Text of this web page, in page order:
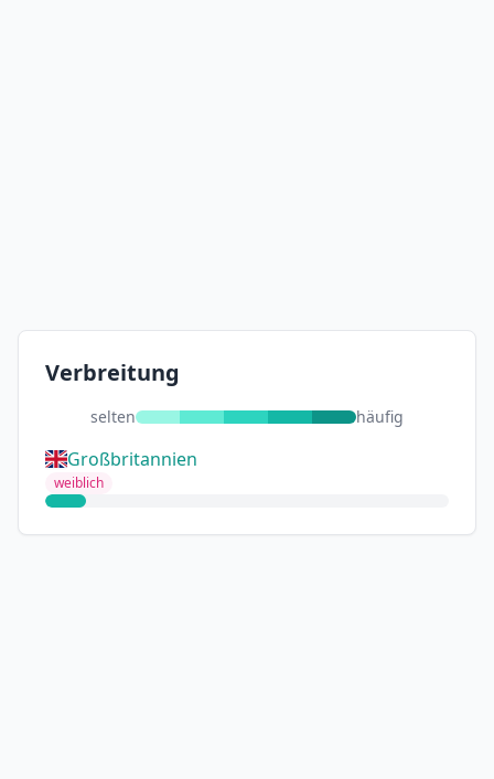
Verbreitung
selten häufig
Großbritannien
weiblich